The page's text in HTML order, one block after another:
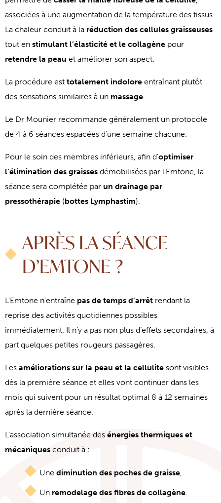
associées à une augmentation de la température des tissus.
La chaleur conduit à la réduction des cellules graisseuses
tout en stimulant l’élasticité et le collagène pour
retendre la peau et améliorer son aspect.
La procédure est totalement indolore entraînant plutôt
des sensations similaires à un massage.
Le Dr Mounier recommande généralement un protocole
de 4 à 6 séances espacées d’une semaine chacune.
Pour le soin des membres inférieurs, afin d’optimiser
l’élimination des graisses démobilisées par l’Emtone, la
séance sera complétée par un drainage par
pressothérapie (bottes Lymphastim).
APRÈS LA SÉANCE
D’EMTONE ?
L’Emtone n’entraîne pas de temps d’arrêt rendant la
reprise des activités quotidiennes possibles
immédiatement. Il n’y a pas non plus d’effets secondaires, à
part quelques petites rougeurs passagères.
Les améliorations sur la peau et la cellulite sont visibles
dès la première séance et elles vont continuer dans les
mois qui suivent pour un résultat optimal 8 à 12 semaines
après la dernière séance.
L’association simultanée des énergies thermiques et
mécaniques conduit à :
Une diminution des poches de graisse
Un remodelage des fibres de collagène